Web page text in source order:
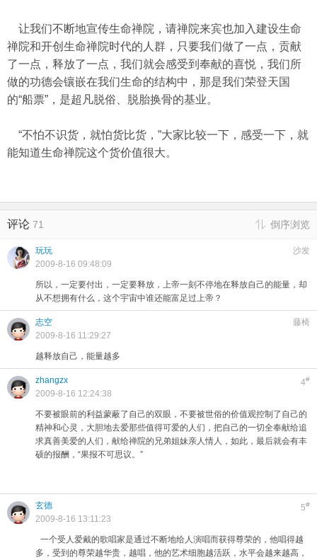
让我们不断地宣传生命禅院，请禅院来宾也加入建设生命
禅院和开创生命禅院时代的人群，只要我们做了一点，贡献
了一点，释放了一点，我们就会感受到奉献的喜悦，我们所
做的功德会镶嵌在我们生命的结构中，那是我们荣登天国
的“船票”，是超凡脱俗、脱胎换骨的基业。
“不怕不识货，就怕货比货，”大家比较一下，感受一下，就
能知道生命禅院这个货价值很大。
评论 71 倒序浏览
沙发
玩玩
2009-8-16 09:48:09
所以，一定要付出，一定要释放，上帝一刻不停地在释放自己的能量，却
从不想拥有什么，这个宇宙中谁还能富足过上帝？
藤椅
志空
2009-8-16 11:29:27
越释放自己，能量越多
4#
zhangzx
2009-8-16 12:24:38
不要被眼前的利益蒙蔽了自己的双眼，不要被世俗的价值观控制了自己的
精神和心灵，大胆地去爱那些值得可爱的人们，把自己的一切全奉献给追
求真善美爱的人们，献给禅院的兄弟姐妹亲人情人，如此，最后就会有丰
硕的报酬，“果报不可思议。”
5#
玄德
2009-8-16 13:11:23
一个受人爱戴的歌唱家是通过不断地给人演唱而获得尊荣的，他唱得越
多，受到的尊荣越华贵，越唱，他的艺术细胞越活跃，水平会越来越高，